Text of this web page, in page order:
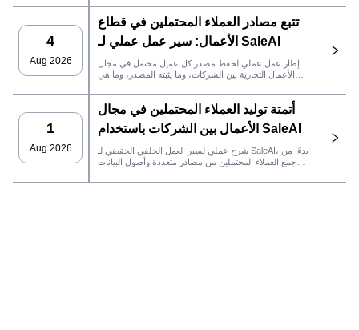
4
Aug 2026
تتبع مصادر العملاء المحتملين في قطاع
الأعمال: سير عمل عملي لـ SaleAI
إطار عمل عملي لحفظ مصدر كل عميل محتمل في مجال
الأعمال التجارية بين الشركات، وما يثبته المصدر، وما هي
1
Aug 2026
أتمتة توليد العملاء المحتملين في مجال
الأعمال بين الشركات باستخدام SaleAI
شرح عملي لسير العمل الخلفي الحقيقي لـ SaleAI، بدءًا من
جمع العملاء المحتملين من مصادر متعددة وأصول البيانات
إدارة علاقات العملاء، وتتبع الأداء.